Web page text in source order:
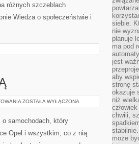
różnych szczeblach
Wiedza o społeczeństwie i
PORÓWNANIA
ZOSTAŁA WYŁĄCZONA
o samochodach, który
Opel i wszystkim, co z nią
siebie.
nie
planuje
ma pod
jest
aby
stronę
okazuje
niż
chwili,
może